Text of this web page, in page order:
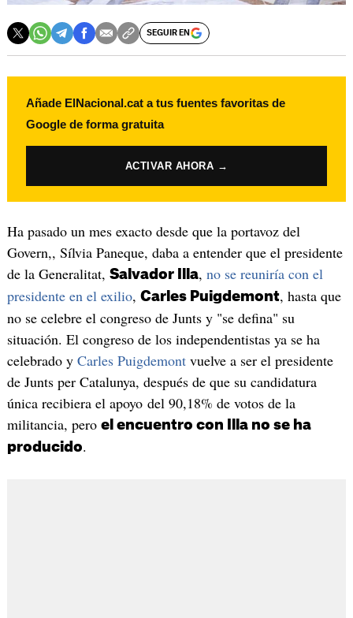
SEGUIR EN
Añade ElNacional.cat a tus fuentes favoritas de
Google de forma gratuita
ACTIVAR AHORA →
Ha pasado un mes exacto desde que la portavoz del
Govern,, Sílvia Paneque, daba a entender que el presidente
de la Generalitat, Salvador Illa, no se reuniría con el
presidente en el exilio, Carles Puigdemont, hasta que
no se celebre el congreso de Junts y "se defina" su
situación. El congreso de los independentistas ya se ha
celebrado y Carles Puigdemontvuelve a ser el presidente
de Junts per Catalunya, después de que su candidatura
única recibiera el apoyo del 90,18% de votos de la
militancia, pero el encuentro con Illa no se ha
producido.